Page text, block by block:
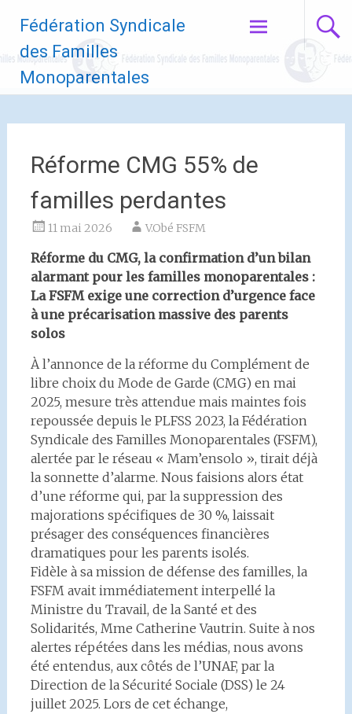
contenu
principal
Fédération Syndicale
des Familles
Monoparentales
Réforme CMG 55% de
familles perdantes
11 mai 2026 V.Obé FSFM
Réforme du CMG, la confirmation d’un bilan
alarmant pour les familles monoparentales :
La FSFM exige une correction d’urgence face
à une précarisation massive des parents
solos
À l’annonce de la réforme du Complément de
libre choix du Mode de Garde (CMG) en mai
2025, mesure très attendue mais maintes fois
repoussée depuis le PLFSS 2023, la Fédération
Syndicale des Familles Monoparentales (FSFM),
alertée par le réseau « Mam’ensolo », tirait déjà
la sonnette d’alarme. Nous faisions alors état
d’une réforme qui, par la suppression des
majorations spécifiques de 30 %, laissait
présager des conséquences financières
dramatiques pour les parents isolés.
Fidèle à sa mission de défense des familles, la
FSFM avait immédiatement interpellé la
Ministre du Travail, de la Santé et des
Solidarités, Mme Catherine Vautrin. Suite à nos
alertes répétées dans les médias, nous avons
été entendus, aux côtés de l’UNAF, par la
Direction de la Sécurité Sociale (DSS) le 24
juillet 2025. Lors de cet échange,